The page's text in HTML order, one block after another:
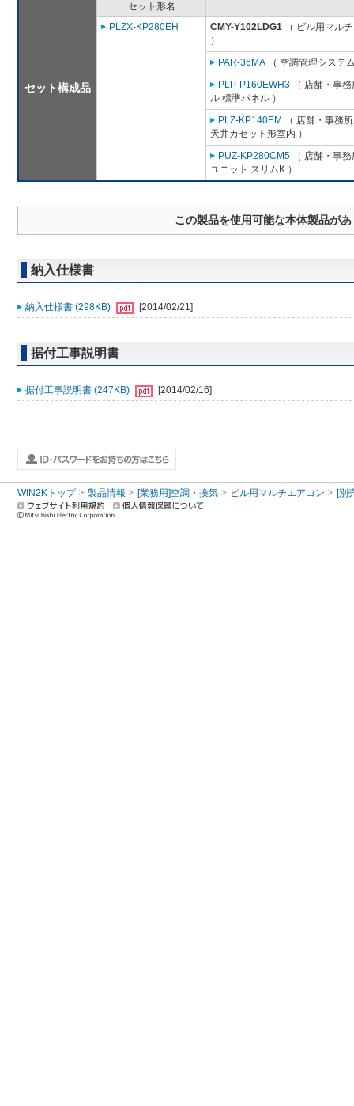
セット構成品
セット形名
PLZX-KP280EH
CMY-Y102LDG1 （ ビル用マル
）
PAR-36MA （ 空調管理システ
PLP-P160EWH3 （ 店舗・事
ル 標準パネル ）
PLZ-KP140EM
（ 店舗・事務
天井カセット形室内 ）
PUZ-KP280CM5 （ 店舗・事
ユニット スリムK ）
この製品を使用可能な本体製品が
納入仕様書
納入仕様書 (298KB) [2014/02/21]
据付工事説明書
据付工事説明書 (247KB) [2014/02/16]
WIN2Kトップ 製品情報 [業務用]空調・換気 ビル用マルチエアコン [別